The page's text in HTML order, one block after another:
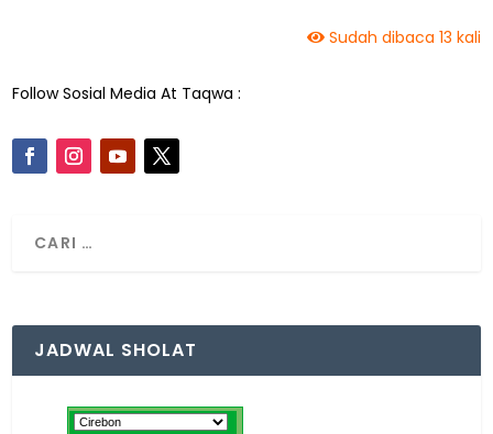
Sudah dibaca 13 kali
Follow Sosial Media At Taqwa :
JADWAL SHOLAT